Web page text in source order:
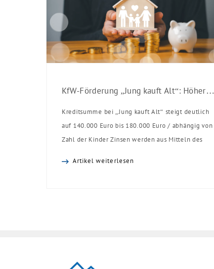
KfW-Förderung „Jung kauft Alt“: Höhere Kredite ab August 2026
Kreditsumme bei „Jung kauft Alt“ steigt deutlich
auf 140.000 Euro bis 180.000 Euro / abhängig von
Zahl der Kinder Zinsen werden aus Mitteln des
Artikel weiterlesen